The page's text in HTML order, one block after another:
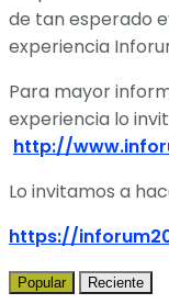
de tan esperado
experiencia
Para mayor
experiencia lo
http://
Lo invitamos a
https://
Popular Reciente